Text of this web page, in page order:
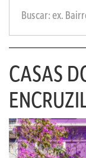
CASAS